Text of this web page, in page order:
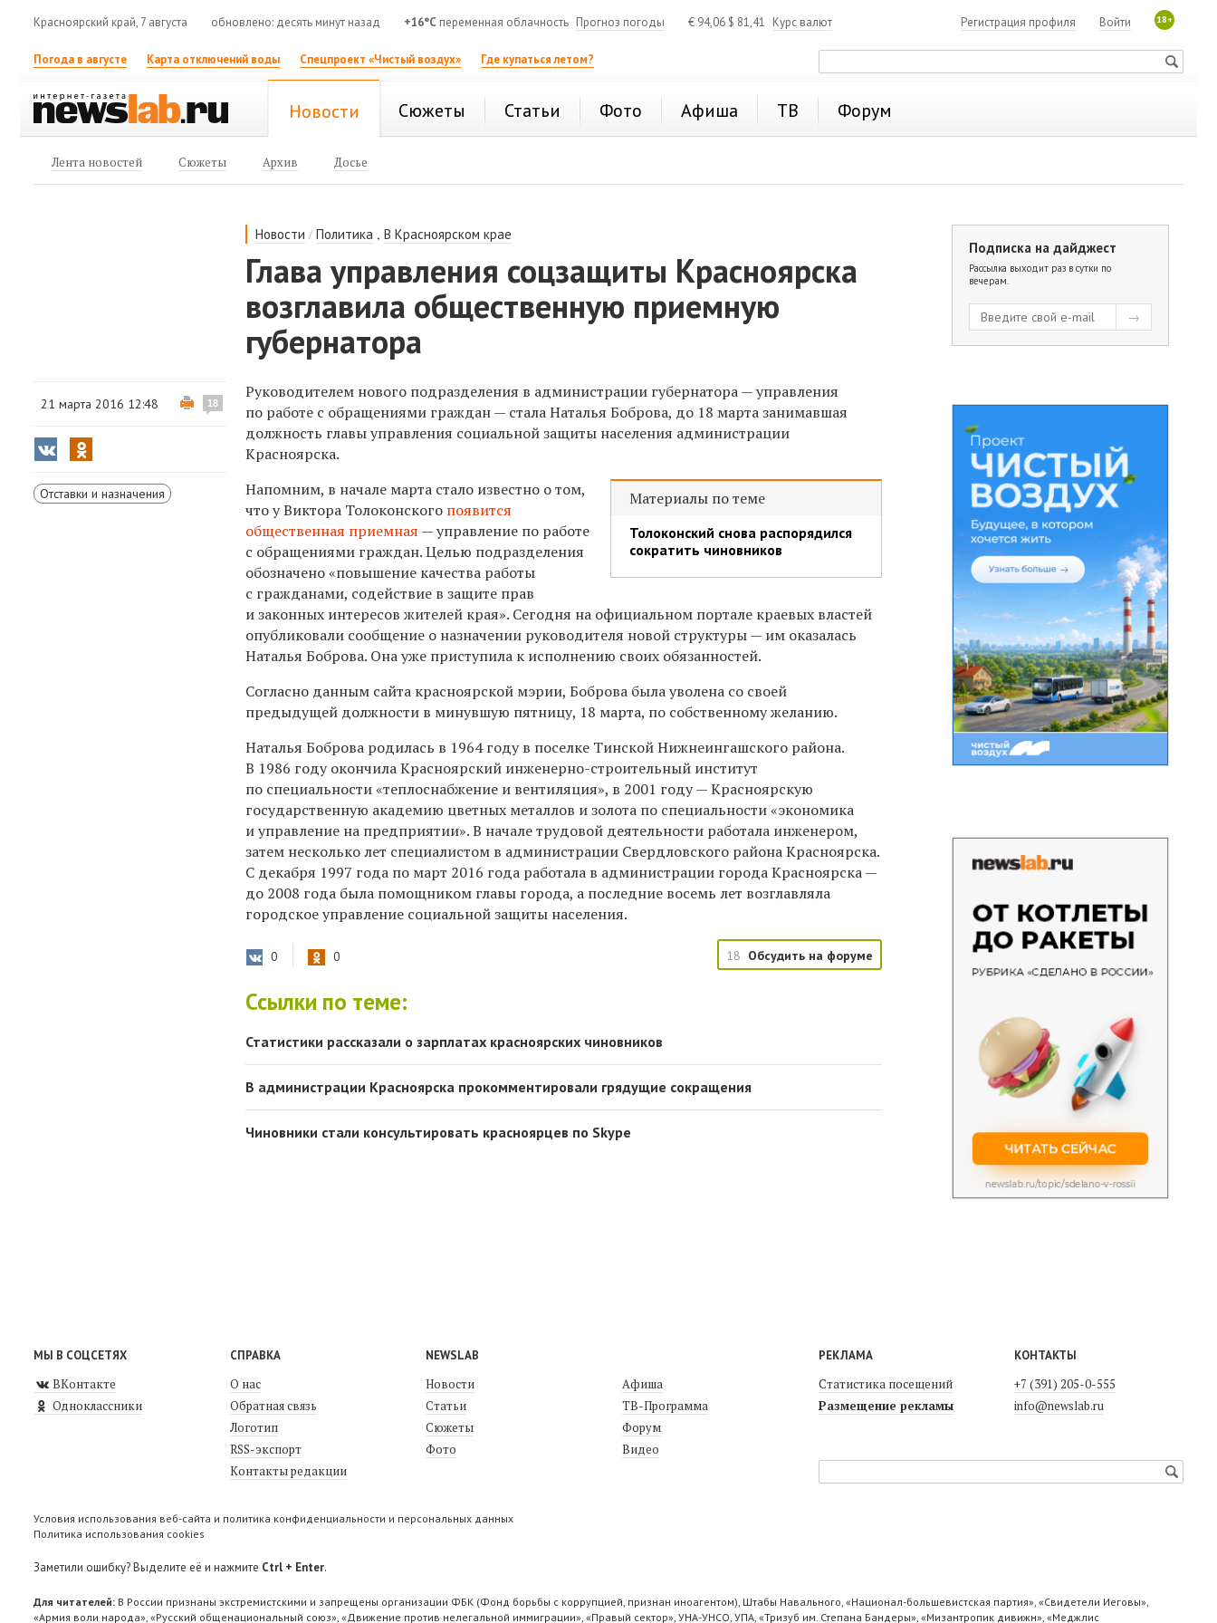
Красноярский край, 7 августа обновлено: десять минут назад +16°C переменная облачность Прогноз погоды € 94,06 $ 81,41 Курс валют 18+
Войти
Регистрация профиля
Погода в августе Карта отключений воды Спецпроект «Чистый воздух» Где купаться летом?
Новости Сюжеты Статьи Фото Афиша ТВ Форум
Лента новостей Сюжеты Архив Досье
Новости /Политика ,В Красноярском крае
Глава управления соцзащиты Красноярска
возглавила общественную приемную
губернатора
21 марта 2016 12:48 18
Отставки и назначения
Руководителем нового подразделения в администрации губернатора — управления
по работе с обращениями граждан — стала Наталья Боброва, до 18 марта занимавшая
должность главы управления социальной защиты населения администрации
Красноярска.
Материалы по теме
Толоконский снова распорядился
сократить чиновников
Напомним, в начале марта стало известно о том,
что у Виктора Толоконского появится
общественная приемная — управление по работе
с обращениями граждан. Целью подразделения
обозначено «повышение качества работы
с гражданами, содействие в защите прав
и законных интересов жителей края». Сегодня на официальном портале краевых властей
опубликовали сообщение о назначении руководителя новой структуры — им оказалась
Наталья Боброва. Она уже приступила к исполнению своих обязанностей.
Согласно данным сайта красноярской мэрии, Боброва была уволена со своей
предыдущей должности в минувшую пятницу, 18 марта, по собственному желанию.
Наталья Боброва родилась в 1964 году в поселке Тинской Нижнеингашского района.
В 1986 году окончила Красноярский инженерно-строительный институт
по специальности «теплоснабжение и вентиляция», в 2001 году — Красноярскую
государственную академию цветных металлов и золота по специальности «экономика
и управление на предприятии». В начале трудовой деятельности работала инженером,
затем несколько лет специалистом в администрации Свердловского района Красноярска.
С декабря 1997 года по март 2016 года работала в администрации города Красноярска —
до 2008 года была помощником главы города, а последние восемь лет возглавляла
городское управление социальной защиты населения.
0 0 18 Обсудить на форуме
Ссылки по теме:
Статистики рассказали о зарплатах красноярских чиновников
В администрации Красноярска прокомментировали грядущие сокращения
Чиновники стали консультировать красноярцев по Skype
Подписка на дайджест
Рассылка выходит раз в сутки по
вечерам.
МЫ В СОЦСЕТЯХ
ВКонтакте
Одноклассники
СПРАВКА
О нас
Обратная связь
Логотип
RSS-экспорт
Контакты редакции
NEWSLAB
Новости
Статьи
Сюжеты
Фото
Афиша
ТВ-Программа
Форум
Видео
РЕКЛАМА
Статистика посещений
Размещение рекламы
КОНТАКТЫ
+7 (391) 205-0-555
info@newslab.ru
Условия использования веб-сайта и политика конфиденциальности и персональных данных
Политика использования cookies
Заметили ошибку? Выделите её и нажмите Ctrl + Enter.
Для читателей: В России признаны экстремистскими и запрещены организации ФБК (Фонд борьбы с коррупцией, признан иноагентом), Штабы Навального, «Национал-большевистская партия», «Свидетели Иеговы»,
«Армия воли народа», «Русский общенациональный союз», «Движение против нелегальной иммиграции», «Правый сектор», УНА-УНСО, УПА, «Тризуб им. Степана Бандеры», «Мизантропик дивижн», «Меджлис